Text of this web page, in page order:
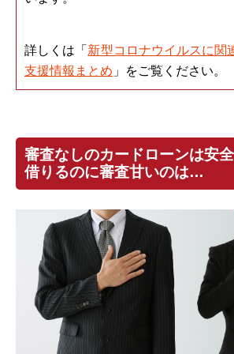
詳しくは「 新型コロナウイルスに関
支援情報まとめ 」をご覧ください。
審査なしのカードローンは安
借りるのに審査甘いのは…